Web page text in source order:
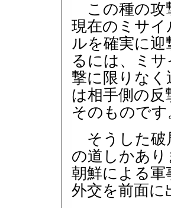
この種の攻
現在のミサ
ルを確実に
るには、ミ
撃に限りな
は相手側の
そのものです
そうした破
の道しかあ
朝鮮による軍
外交を前面に